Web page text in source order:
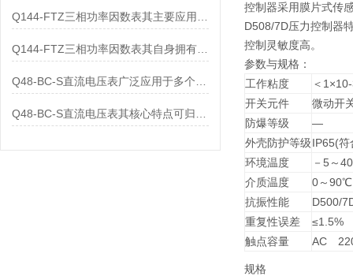
Q144-FTZ三相功率因数表其自身拥有怎样的功能呢？
控制器采用膜片式传
D508/7D压力控制器
控制灵敏度高。
参数与规格：
工作粘度
＜
开关元件
微动开
防爆等级
―
外壳防护等级IP65(
环境温度
－5～
介质温度
0～90℃
抗振性能
D500/
重复性误差
≤1.5%
触点容量
AC
规格